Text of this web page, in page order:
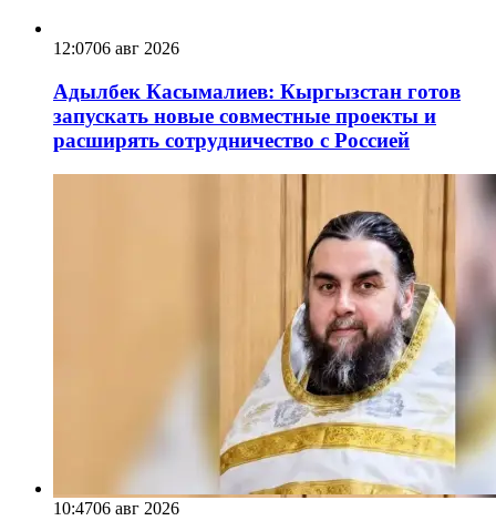
12:0706 авг 2026
Адылбек Касымалиев: Кыргызстан готов
запускать новые совместные проекты и
расширять сотрудничество с Россией
10:4706 авг 2026